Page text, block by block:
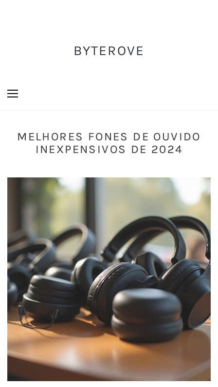
BYTEROVE
MELHORES FONES DE OUVIDO
INEXPENSIVOS DE 2024